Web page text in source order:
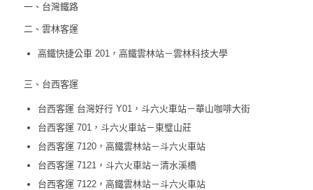
一、台灣鐵路
二、雲林客運
高鐵快捷公車 201，高鐵雲林站－雲林科技大學
三、台西客運
台西客運 台灣好行 Y01，斗六火車站－華山咖啡大街
台西客運 701，斗六火車站－東璧山莊
台西客運 7120，高鐵雲林站－斗六火車站
台西客運 7121，斗六火車站－清水溪橋
台西客運 7122，高鐵雲林站－斗六火車站